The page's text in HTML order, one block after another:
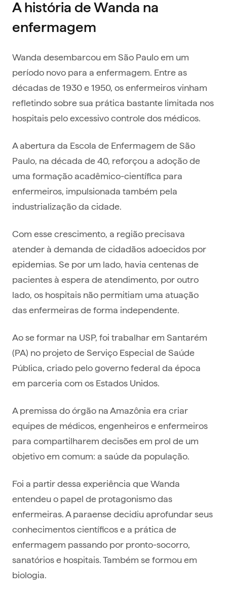
A história de Wanda na
enfermagem
Wanda desembarcou em São Paulo em um
período novo para a enfermagem. Entre as
décadas de 1930 e 1950, os enfermeiros vinham
refletindo sobre sua prática bastante limitada nos
hospitais pelo excessivo controle dos médicos.
A abertura da Escola de Enfermagem de São
Paulo, na década de 40, reforçou a adoção de
uma formação acadêmico-científica para
enfermeiros, impulsionada também pela
industrialização da cidade.
Com esse crescimento, a região precisava
atender à demanda de cidadãos adoecidos por
epidemias. Se por um lado, havia centenas de
pacientes à espera de atendimento, por outro
lado, os hospitais não permitiam uma atuação
das enfermeiras de forma independente.
Ao se formar na USP, foi trabalhar em Santarém
(PA) no projeto de Serviço Especial de Saúde
Pública, criado pelo governo federal da época
em parceria com os Estados Unidos.
A premissa do órgão na Amazônia era criar
equipes de médicos, engenheiros e enfermeiros
para compartilharem decisões em prol de um
objetivo em comum: a saúde da população.
Foi a partir dessa experiência que Wanda
entendeu o papel de protagonismo das
enfermeiras. A paraense decidiu aprofundar seus
conhecimentos científicos e a prática de
enfermagem passando por pronto-socorro,
sanatórios e hospitais. Também se formou em
biologia.